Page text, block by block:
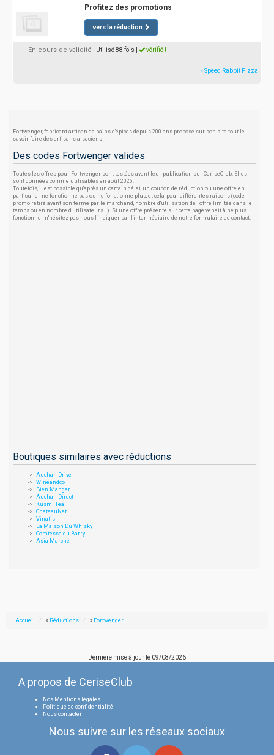
Profitez des promotions
vers la réduction
En cours de validité | Utilisé 88 fois vérifié !
» Speed Rabbit Pizza
Fortwenger, fabricant artisan de pains d'épices depuis 200 ans propose sur son site tout le
savoir faire des artisans alsaciens
Des codes Fortwenger valides
Toutes les offres pour Fortwenger sont testées avant leur publication sur CeriseClub. Elles
sont données comme utilisables en août 2026.
Toutefois, il est possible qu'après un certain délai, un coupon de réduction ou une offre en
particulier ne fonctionne pas ou ne fonctionne plus, et cela, pour différentes raisons (code
promo retiré avant son terme par le marchand, nombre d'utilisation de l'offre limitée dans le
temps ou en nombre d'utilisateurs...). Si une offre présente sur cette page venait à ne plus
fonctionner, n'hésitez pas nous l'indiquer par l'intermédiaire de notre formulaire de contact.
Boutiques similaires avec réductions
Auchan Drive
Wineandco
Bien Manger
Auchan Direct
Kusmi Tea
ChateauNet
Vinatis
La Maison Du Whisky
Comtesse du Barry
Asia Marché
Accueil » Réductions » Fortwenger
Dernière mise à jour le 09/08/2026
A propos de CeriseClub
Nos Mentions légales
Politique de confidentialité
Nous contacter
Nous suivre sur les réseaux sociaux